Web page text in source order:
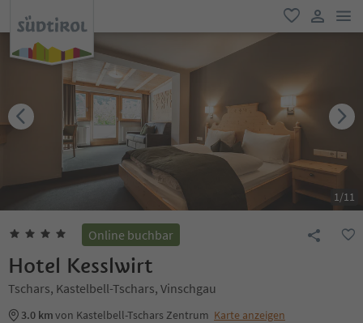
favorit
user link
1/11
Online buchbar
Hotel Kesslwirt
Tschars, Kastelbell-Tschars, Vinschgau
3.0 kmvon Kastelbell-Tschars Zentrum Karte anzeigen